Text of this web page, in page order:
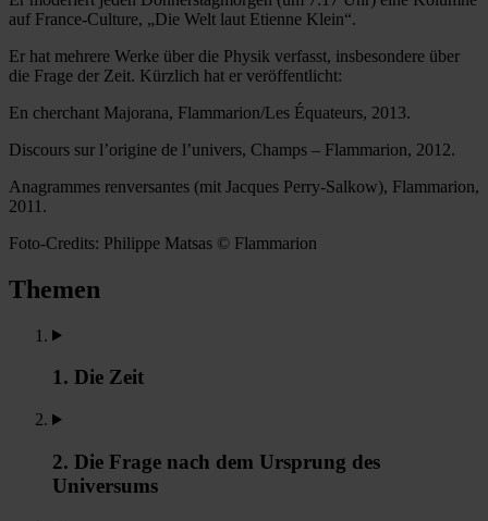
auf France-Culture, „Die Welt laut Etienne Klein“.
Er hat mehrere Werke über die Physik verfasst, insbesondere über
die Frage der Zeit. Kürzlich hat er veröffentlicht:
En cherchant Majorana, Flammarion/Les Équateurs, 2013.
Discours sur l’origine de l’univers, Champs – Flammarion, 2012.
Anagrammes renversantes (mit Jacques Perry-Salkow), Flammarion,
2011.
Foto-Credits: Philippe Matsas © Flammarion
Themen
1. Die Zeit
2. Die Frage nach dem Ursprung des
Universums